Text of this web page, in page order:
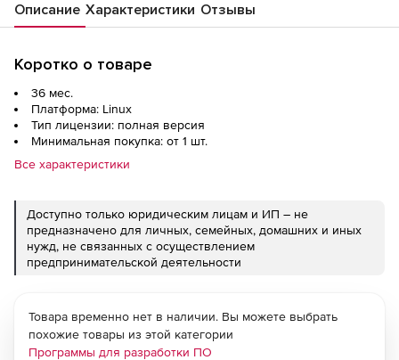
Описание Характеристики Отзывы
Коротко о товаре
36 мес.
Платформа: Linux
Тип лицензии: полная версия
Минимальная покупка: от 1 шт.
Все характеристики
Доступно только юридическим лицам и ИП – не
предназначено для личных, семейных, домашних и иных
нужд, не связанных с осуществлением
предпринимательской деятельности
Товара временно нет в наличии. Вы можете выбрать
похожие товары из этой категории
Программы для разработки ПО